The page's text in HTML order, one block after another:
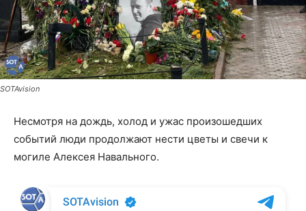
SOTAvision
Несмотря на дождь, холод и ужас произошедших
событий люди продолжают нести цветы и свечи к
могиле Алексея Навального.